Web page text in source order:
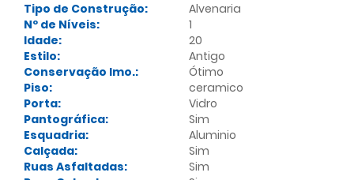
Tipo de Construção:
Alvenaria
Nº de Níveis:
1
Idade:
20
Estilo:
Antigo
Conservação Imo.:
Ótimo
Piso:
ceramico
Porta:
Vidro
Pantográfica:
Sim
Esquadria:
Aluminio
Calçada:
Sim
Ruas Asfaltadas:
Sim